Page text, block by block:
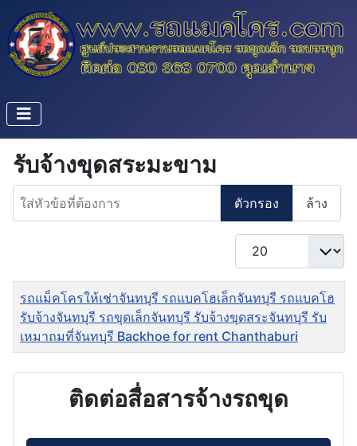
รับจ้างขุดสระมะขาม
ใส่หัวข้อที่ต้องการ
ตัวกรอง ล้าง
แสดง #
ชื่อ
รถแม็คโครให้เช่าจันทบุรี รถแบคโฮเล็กจันทบุรี รถแบคโฮ
รับจ้างจันทบุรี รถขุดเล็กจันทบุรี รับจ้างขุดสระจันทบุรี รับ
เหมาถมที่จันทบุรี Backhoe for rent Chanthaburi
ติดต่อสื่อสารจ้างรถขุด